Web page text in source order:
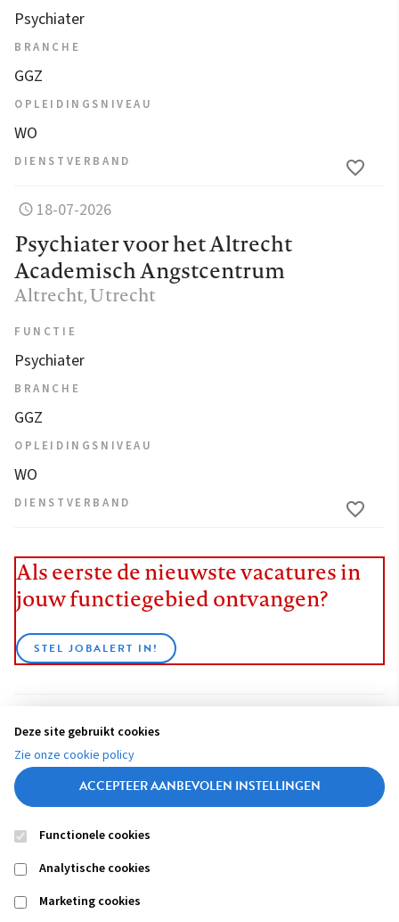
Psychiater
BRANCHE
GGZ
OPLEIDINGSNIVEAU
WO
DIENSTVERBAND
18-07-2026
Psychiater voor het Altrecht
Academisch Angstcentrum
Altrecht, Utrecht
FUNCTIE
Psychiater
BRANCHE
GGZ
OPLEIDINGSNIVEAU
WO
DIENSTVERBAND
Als eerste de nieuwste vacatures in
jouw functiegebied ontvangen?
STEL JOBALERT IN!
BEKIJK ALLE VACATURES
Footer
navigation
Deze site gebruikt cookies
Zie onze cookie policy
ACCEPTEER AANBEVOLEN INSTELLINGEN
Functionele cookies
Analytische cookies
Marketing cookies